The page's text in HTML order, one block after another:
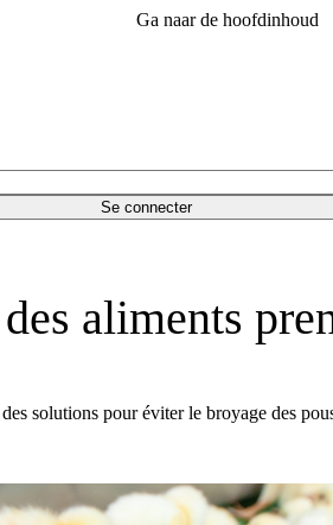
Ga naar de hoofdinhoud
Se connecter
aliments
solutions pour éviter le broyage des